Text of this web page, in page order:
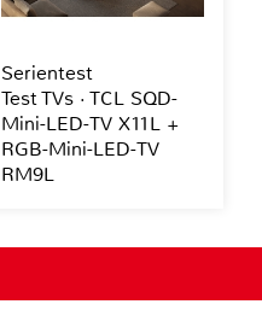
Serientest
Test TVs · TCL SQD-
Mini-LED-TV X11L +
RGB-Mini-LED-TV
RM9L